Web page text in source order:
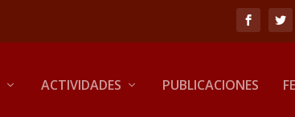
ACTIVIDADES PUBLICACIONES